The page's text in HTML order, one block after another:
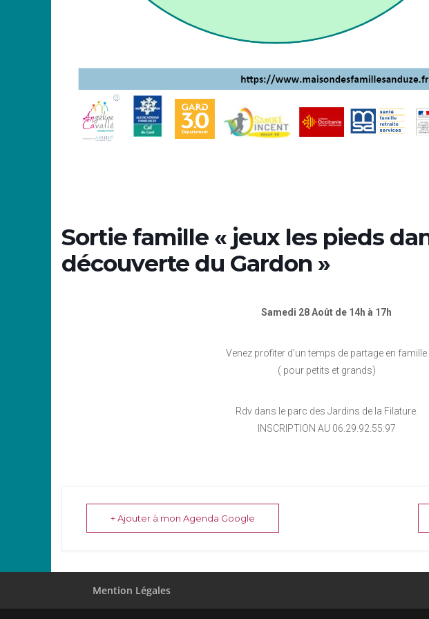
Sortie famille « jeux les pieds
découverte du Gardon »
Samedi 28 Août de 14h à 17h
Venez profiter d’un temps de partage en famille
( pour petits et grands)
Rdv dans le parc des Jardins de la Filature.
INSCRIPTION AU 06.29.92.55.97
+ Ajouter à mon Agenda Google
Mention Légales